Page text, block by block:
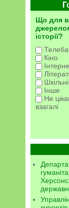
Що для
історії?
Кіно
Інше
Не
взагалі